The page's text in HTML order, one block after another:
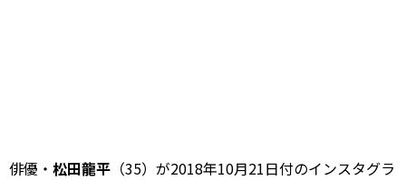
俳優・ 松田龍平 （35）が2018年10月21日付のインスタグラ